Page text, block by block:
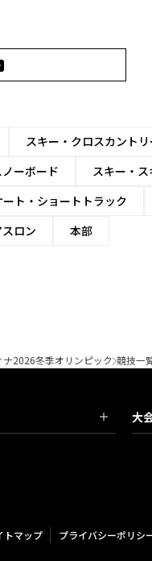
スキー・クロスカントリ
ーボード スキー・
ート・ショートトラック
ロン 本部
ナ2026冬季オリンピック 競技一
大
トマップ プライバシーポリシ